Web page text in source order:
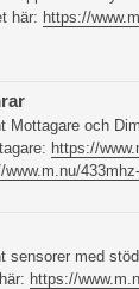
här: https://
Mottagare och
https://
www.m.nu/
sensorer med
https://